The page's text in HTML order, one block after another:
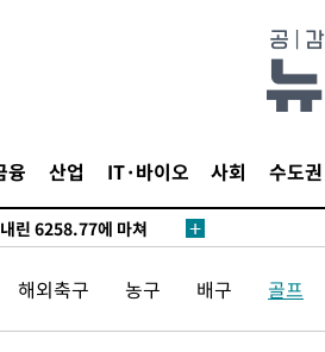
융 산업 IT·바이오 사회 수도권
메모리 수요 선제 대
마감
마감
해 前교정본부장 기소
분에 수사 재개"
해외축구 농구 배구 골프